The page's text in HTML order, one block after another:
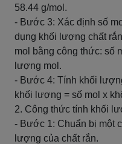
58.44 g/mol.
- Bước 3: Xác định số
dụng khối lượng chất
mol bằng công thức: số
lượng mol.
- Bước 4: Tính khối
khối lượng = số mol x
2. Công thức tính khối
- Bước 1: Chuẩn bị một
lượng của chất rắn.